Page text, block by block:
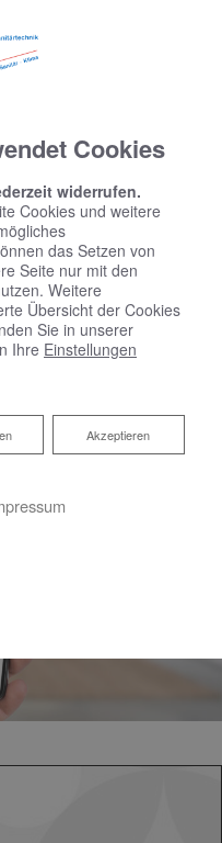
»Komfort-Bad 7 ㎡
Cookies
widerrufen.
Cookies und weitere
das Setzen von
Seite nur mit den
Weitere
Übersicht der Cookies
Sie in unserer
Ihre Einstellungen
Akzeptieren